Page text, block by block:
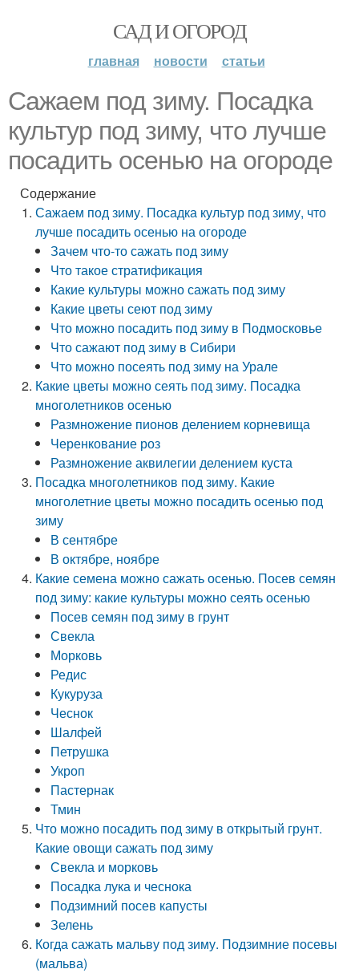
САД И ОГОРОД
главная новости статьи
Сажаем под зиму. Посадка
культур под зиму, что лучше
посадить осенью на огороде
Содержание
Сажаем под зиму. Посадка культур под зиму, что
лучше посадить осенью на огороде
Зачем что-то сажать под зиму
Что такое стратификация
Какие культуры можно сажать под зиму
Какие цветы сеют под зиму
Что можно посадить под зиму в Подмосковье
Что сажают под зиму в Сибири
Что можно посеять под зиму на Урале
Какие цветы можно сеять под зиму. Посадка
многолетников осенью
Размножение пионов делением корневища
Черенкование роз
Размножение аквилегии делением куста
Посадка многолетников под зиму. Какие
многолетние цветы можно посадить осенью под
зиму
В сентябре
В октябре, ноябре
Какие семена можно сажать осенью. Посев семян
под зиму: какие культуры можно сеять осенью
Посев семян под зиму в грунт
Свекла
Морковь
Редис
Кукуруза
Чеснок
Шалфей
Петрушка
Укроп
Пастернак
Тмин
Что можно посадить под зиму в открытый грунт.
Какие овощи сажать под зиму
Свекла и морковь
Посадка лука и чеснока
Подзимний посев капусты
Зелень
Когда сажать мальву под зиму. Подзимние посевы
(мальва)